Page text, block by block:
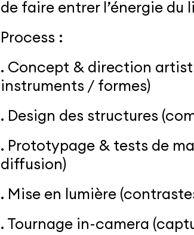
de faire entrer l’énergie du
Process :
. Concept & direction
instruments / formes)
. Design des structures
. Prototypage & tests de
diffusion)
. Mise en lumière
. Tournage in-camera